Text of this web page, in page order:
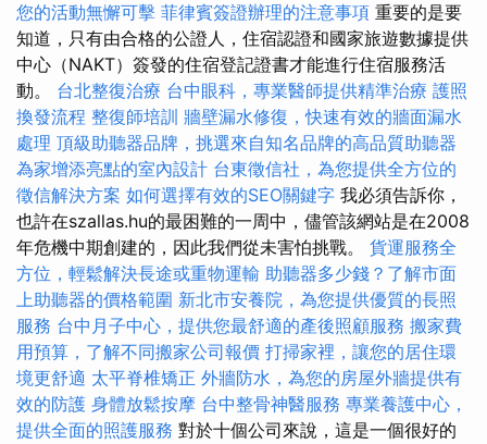
您的活動無懈可擊 菲律賓簽證辦理的注意事項 重要的是要
知道，只有由合格的公證人，住宿認證和國家旅遊數據提供
中心（NAKT）簽發的住宿登記證書才能進行住宿服務活
動。 台北整復治療 台中眼科，專業醫師提供精準治療 護照
換發流程 整復師培訓 牆壁漏水修復，快速有效的牆面漏水
處理 頂級助聽器品牌，挑選來自知名品牌的高品質助聽器
為家增添亮點的室內設計 台東徵信社，為您提供全方位的
徵信解決方案 如何選擇有效的SEO關鍵字 我必須告訴你，
也許在szallas.hu的最困難的一周中，儘管該網站是在2008
年危機中期創建的，因此我們從未害怕挑戰。 貨運服務全
方位，輕鬆解決長途或重物運輸 助聽器多少錢？了解市面
上助聽器的價格範圍 新北市安養院，為您提供優質的長照
服務 台中月子中心，提供您最舒適的產後照顧服務 搬家費
用預算，了解不同搬家公司報價 打掃家裡，讓您的居住環
境更舒適 太平脊椎矯正 外牆防水，為您的房屋外牆提供有
效的防護 身體放鬆按摩 台中整骨神醫服務 專業養護中心，
提供全面的照護服務 對於十個公司來說，這是一個很好的